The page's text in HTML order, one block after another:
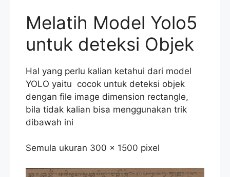
Melatih Model Yolo5
untuk deteksi Objek
Hal yang perlu kalian ketahui dari model
YOLO yaitu cocok untuk deteksi objek
dengan file image dimension rectangle,
bila tidak kalian bisa menggunakan trik
dibawah ini
Semula ukuran 300 x 1500 pixel